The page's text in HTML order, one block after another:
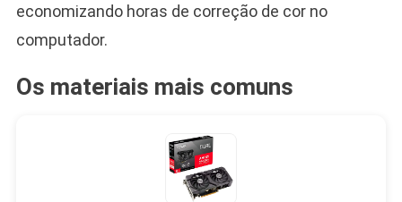
economizando horas de correção de cor no
computador.
Os materiais mais comuns